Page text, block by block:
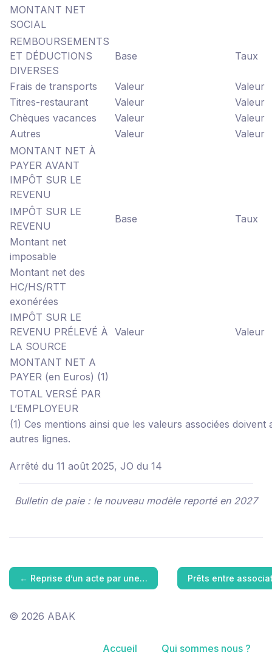
MONTANT NET
SOCIAL
REMBOURSEMENTS
ET DÉDUCTIONS
DIVERSES
Base Taux
Frais de transports Valeur
Valeur
Titres-restaurant
Valeur
Valeur
Chèques vacances
Valeur
Valeur
Autres
Valeur
Valeur
MONTANT NET À
PAYER AVANT
IMPÔT SUR LE
REVENU
IMPÔT SUR LE
REVENU
Base
Taux
Montant net
imposable
Montant net des
HC/HS/RTT
exonérées
IMPÔT SUR LE
REVENU PRÉLEVÉ À
LA SOURCE
Valeur Valeur
MONTANT NET A
PAYER (en Euros) (1)
TOTAL VERSÉ PAR
L’EMPLOYEUR
(1) Ces mentions ainsi que les valeurs associées
autres lignes.
Arrêté du 11 août 2025, JO du 14
Bulletin de paie : le nouveau modèle reporté en 2027
← Reprise d’un acte par une… Prêts entre
© 2026 ABAK
Accueil Qui sommes nous ?